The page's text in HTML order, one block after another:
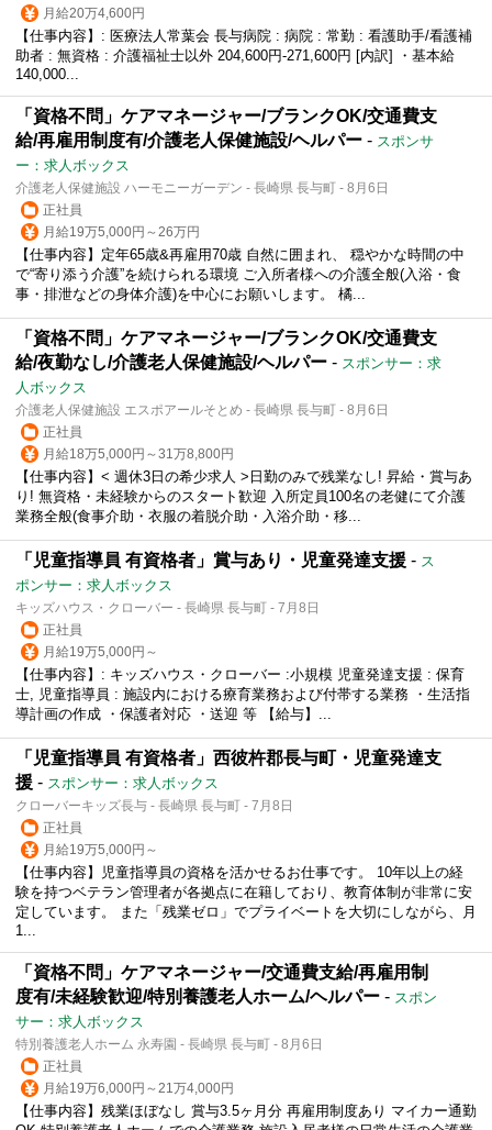
月給20万4,600円
【仕事内容】: 医療法人常葉会 長与病院 : 病院 : 常勤 : 看護助手/看護補
助者 : 無資格 : 介護福祉士以外 204,600円‐271,600円 [内訳] ・基本給
140,000...
「資格不問」ケアマネージャー/ブランクOK/交通費支
給/再雇用制度有/介護老人保健施設/ヘルパー - スポンサ
ー：求人ボックス
介護老人保健施設 ハーモニーガーデン - 長崎県 長与町 - 8月6日
正社員
月給19万5,000円～26万円
【仕事内容】定年65歳&再雇用70歳 自然に囲まれ、 穏やかな時間の中
で“寄り添う介護”を続けられる環境 ご入所者様への介護全般(入浴・食
事・排泄などの身体介護)を中心にお願いします。 橘...
「資格不問」ケアマネージャー/ブランクOK/交通費支
給/夜勤なし/介護老人保健施設/ヘルパー - スポンサー：求
人ボックス
介護老人保健施設 エスポアールそとめ - 長崎県 長与町 - 8月6日
正社員
月給18万5,000円～31万8,800円
【仕事内容】< 週休3日の希少求人 >日勤のみで残業なし! 昇給・賞与あ
り! 無資格・未経験からのスタート歓迎 入所定員100名の老健にて介護
業務全般(食事介助・衣服の着脱介助・入浴介助・移...
「児童指導員 有資格者」賞与あり・児童発達支援 - ス
ポンサー：求人ボックス
キッズハウス・クローバー - 長崎県 長与町 - 7月8日
正社員
月給19万5,000円～
【仕事内容】: キッズハウス・クローバー :小規模 児童発達支援 : 保育
士, 児童指導員 : 施設内における療育業務および付帯する業務 ・生活指
導計画の作成 ・保護者対応 ・送迎 等 【給与】...
「児童指導員 有資格者」西彼杵郡長与町・児童発達支
援 - スポンサー：求人ボックス
クローバーキッズ長与 - 長崎県 長与町 - 7月8日
正社員
月給19万5,000円～
【仕事内容】児童指導員の資格を活かせるお仕事です。 10年以上の経
験を持つベテラン管理者が各拠点に在籍しており、教育体制が非常に安
定しています。 また「残業ゼロ」でプライベートを大切にしながら、月
1...
「資格不問」ケアマネージャー/交通費支給/再雇用制
度有/未経験歓迎/特別養護老人ホーム/ヘルパー - スポン
サー：求人ボックス
特別養護老人ホーム 永寿園 - 長崎県 長与町 - 8月6日
正社員
月給19万6,000円～21万4,000円
【仕事内容】残業ほぼなし 賞与3.5ヶ月分 再雇用制度あり マイカー通勤